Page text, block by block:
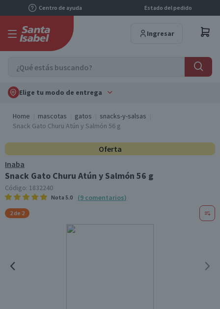
Centro de ayuda Estado del pedido
Ingresar
Elige tu modo de entrega
Home mascotas gatos
snacks-y-salsas
Snack Gato Churu Atún y Salmón 56 g
Oferta
Inaba
Snack Gato Churu Atún y Salmón 56 g
Código: 1832240
Nota 5.0 (9 comentarios)
2 de 2